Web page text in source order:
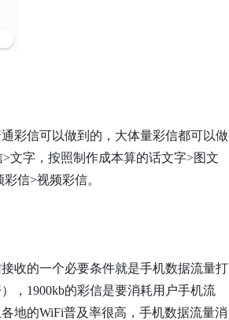
彩信可以做到的，大体量彩信都可以做
文字，按照制作成本算的话文字>图文
信>视频彩信。
收的一个必要条件就是手机数据流量打
， 1900kb的彩信是要消耗用户手机流
地的WiFi普及率很高，手机数据流量消